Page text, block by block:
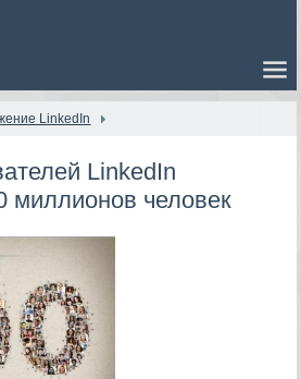
LinkedIn
LinkedIn
миллионов человек